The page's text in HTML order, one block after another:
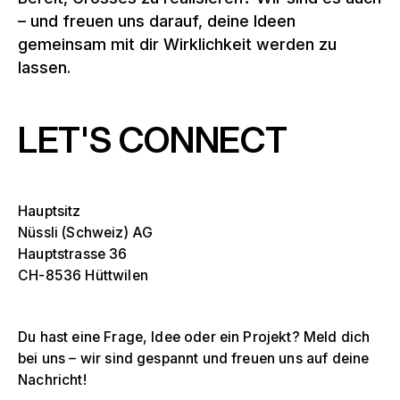
– und freuen uns darauf, deine Ideen
gemeinsam mit dir Wirklichkeit werden zu
lassen.
LET'S CONNECT
Hauptsitz
Nüssli (Schweiz) AG
Hauptstrasse 36
CH-8536 Hüttwilen
Du hast eine Frage, Idee oder ein Projekt? Meld dich
bei uns – wir sind gespannt und freuen uns auf deine
Nachricht!